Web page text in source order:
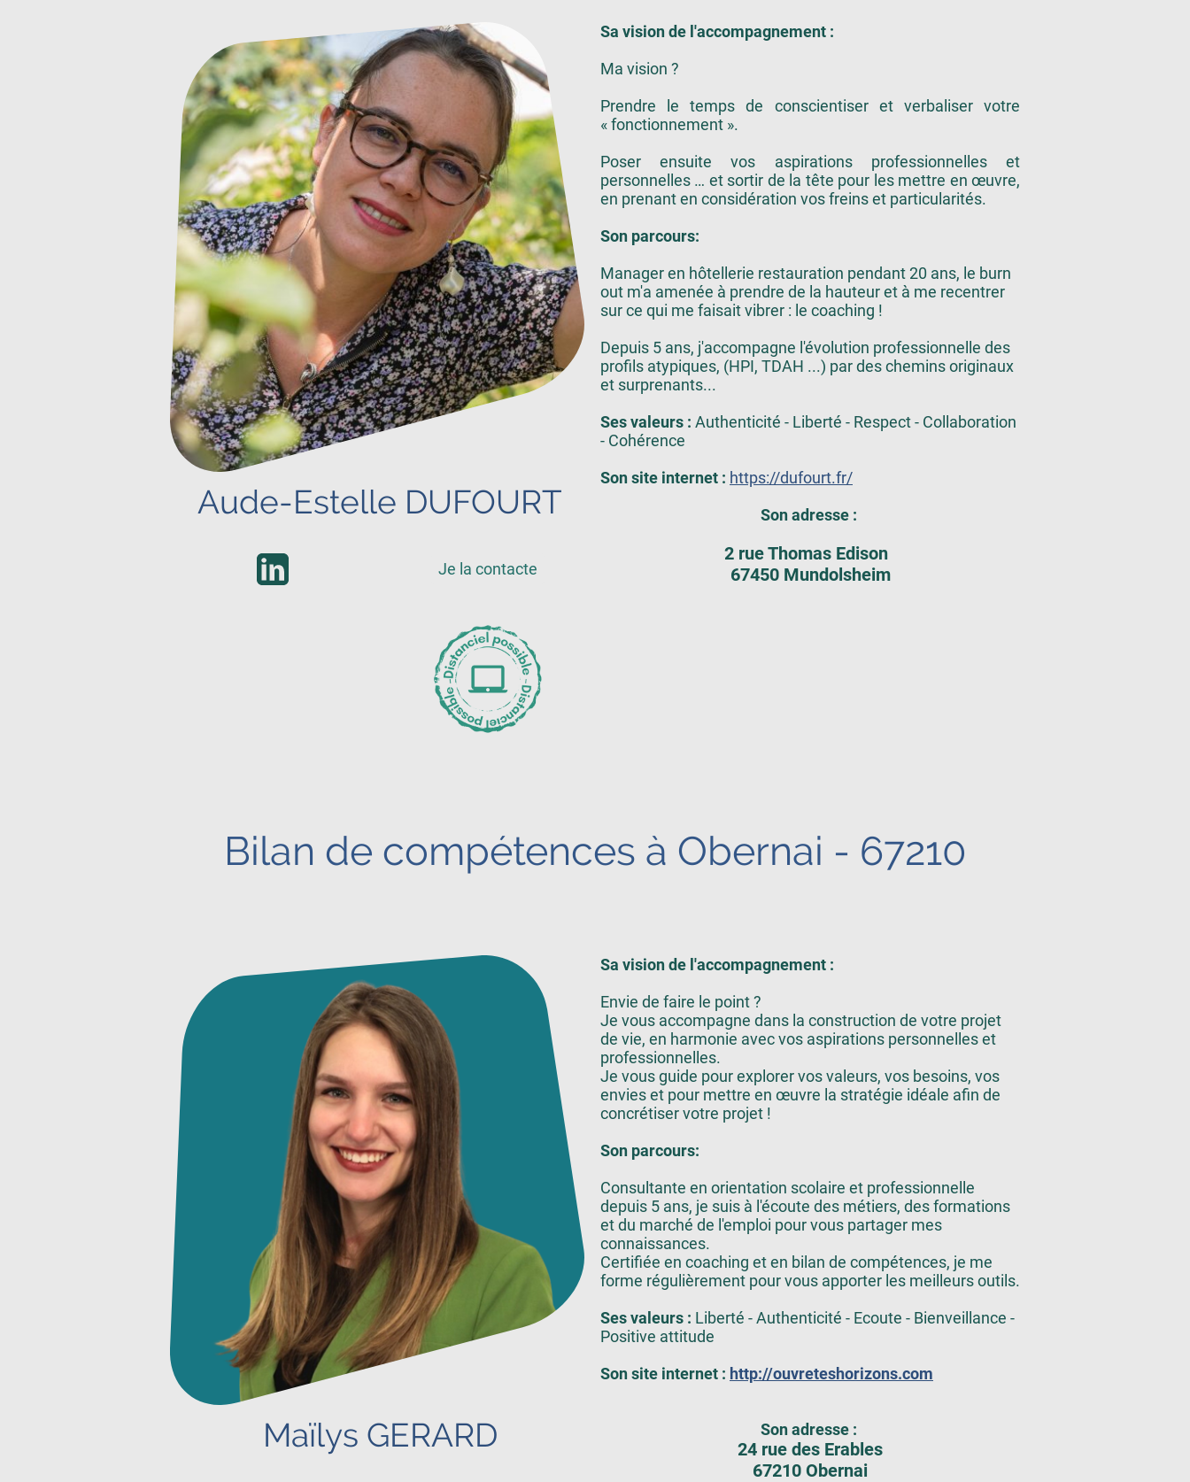
Aude-Estelle DUFOURT
Sa vision de l'accompagnement :
Ma vision ?
Prendre le temps de conscientiser et verbaliser votre
« fonctionnement ».
Poser ensuite vos aspirations professionnelles et
personnelles … et sortir de la tête pour les mettre en œuvre,
en prenant en considération vos freins et particularités.
Son parcours:
Manager en hôtellerie restauration pendant 20 ans, le burn
out m'a amenée à prendre de la hauteur et à me recentrer
sur ce qui me faisait vibrer : le coaching !
Depuis 5 ans, j'accompagne l'évolution professionnelle des
profils atypiques, (HPI, TDAH ...) par des chemins originaux
et surprenants...
Ses valeurs : Authenticité - Liberté - Respect - Collaboration
- Cohérence
Son site internet : https://dufourt.fr/
Son adresse :
2 rue Thomas Edison
67450 Mundolsheim
Je la contacte
Bilan de compétences à Obernai - 67210
Maïlys GERARD
Sa vision de l'accompagnement :
Envie de faire le point ?
Je vous accompagne dans la construction de votre projet
de vie, en harmonie avec vos aspirations personnelles et
professionnelles.
Je vous guide pour explorer vos valeurs, vos besoins, vos
envies et pour mettre en œuvre la stratégie idéale afin de
concrétiser votre projet !
Son parcours:
Consultante en orientation scolaire et professionnelle
depuis 5 ans, je suis à l'écoute des métiers, des formations
et du marché de l'emploi pour vous partager mes
connaissances.
Certifiée en coaching et en bilan de compétences, je me
forme régulièrement pour vous apporter les meilleurs outils.
Ses valeurs : Liberté - Authenticité - Ecoute - Bienveillance -
Positive attitude
Son site internet : http://ouvreteshorizons.com
Son adresse :
24 rue des Erables
67210 Obernai